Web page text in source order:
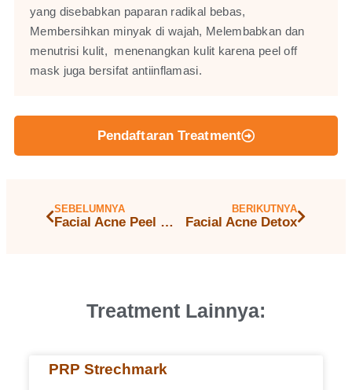
yang disebabkan paparan radikal bebas,
Membersihkan minyak di wajah, Melembabkan dan
menutrisi kulit, menenangkan kulit karena peel off
mask juga bersifat antiinflamasi.
Pendaftaran Treatment
SEBELUMNYA
Facial Acne Peel Off
BERIKUTNYA
Facial Acne Detox
Treatment Lainnya:
PRP Strechmark